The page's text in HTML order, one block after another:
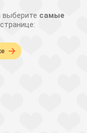
выберите самые
